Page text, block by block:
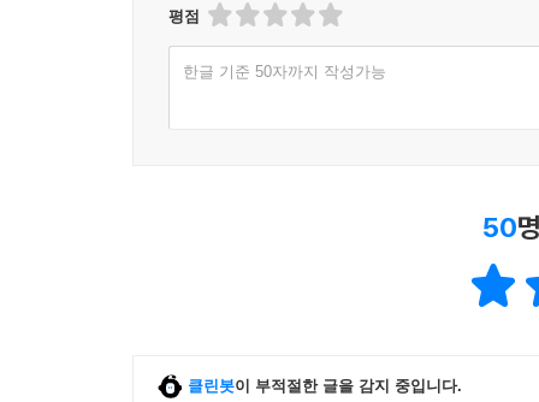
평점
한글 기준 50자까지 작성가능
50
클린봇이 부적절한 글을 감지 중입니다.